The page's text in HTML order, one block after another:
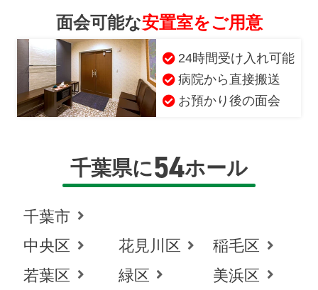
面会可能な安置室をご用意
24時間受け入れ可能
病院から直接搬送
お預かり後の面会
千葉県に54ホール
千葉市
中央区
花見川区
稲毛区
若葉区
緑区 美浜区
お得な会員価格!